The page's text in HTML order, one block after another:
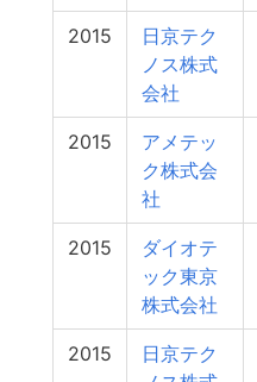
2015
日京テク
ノス株式
会社
2015
アメテッ
ク株式会
社
2015
ダイオテ
ック東京
株式会社
2015
日京テク